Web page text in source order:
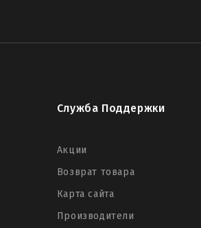
Служба Поддержки
Акции
Возврат товара
Карта сайта
Производители